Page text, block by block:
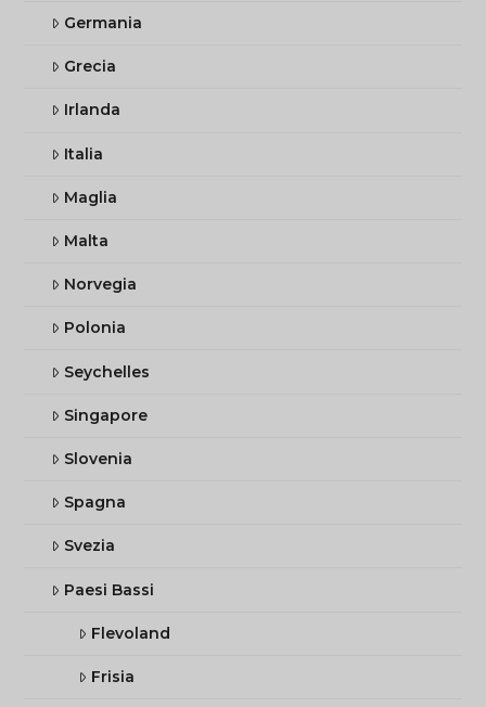
Germania
Grecia
Irlanda
Italia
Maglia
Malta
Norvegia
Polonia
Seychelles
Singapore
Slovenia
Spagna
Svezia
Paesi Bassi
Flevoland
Frisia